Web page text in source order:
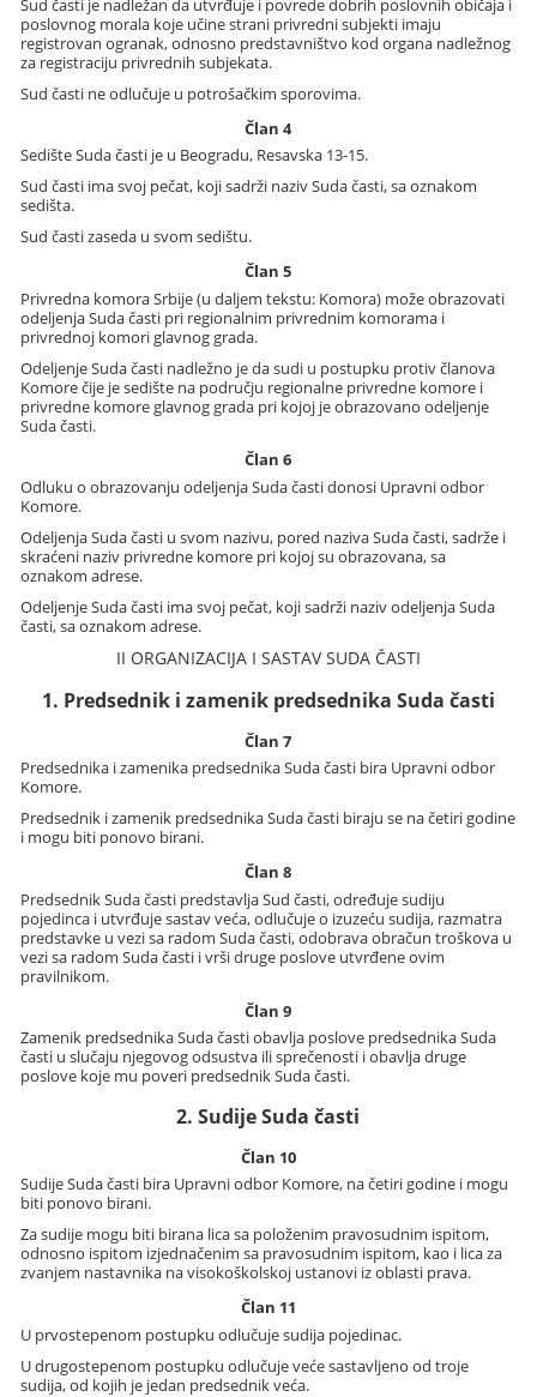
Sud časti je nadležan da utvrđuje i povrede dobrih poslovnih običaja i
poslovnog morala koje učine strani privredni subjekti imaju
registrovan ogranak, odnosno predstavništvo kod organa nadležnog
za registraciju privrednih subjekata.
Sud časti ne odlučuje u potrošačkim sporovima.
Član 4
Sedište Suda časti je u Beogradu, Resavska 13-15.
Sud časti ima svoj pečat, koji sadrži naziv Suda časti, sa oznakom
sedišta.
Sud časti zaseda u svom sedištu.
Član 5
Privredna komora Srbije (u daljem tekstu: Komora) može obrazovati
odeljenja Suda časti pri regionalnim privrednim komorama i
privrednoj komori glavnog grada.
Odeljenje Suda časti nadležno je da sudi u postupku protiv članova
Komore čije je sedište na području regionalne privredne komore i
privredne komore glavnog grada pri kojoj je obrazovano odeljenje
Suda časti.
Član 6
Odluku o obrazovanju odeljenja Suda časti donosi Upravni odbor
Komore.
Odeljenja Suda časti u svom nazivu, pored naziva Suda časti, sadrže i
skraćeni naziv privredne komore pri kojoj su obrazovana, sa
oznakom adrese.
Odeljenje Suda časti ima svoj pečat, koji sadrži naziv odeljenja Suda
časti, sa oznakom adrese.
II ORGANIZACIJA I SASTAV SUDA ČASTI
1. Predsednik i zamenik predsednika Suda časti
Član 7
Predsednika i zamenika predsednika Suda časti bira Upravni odbor
Komore.
Predsednik i zamenik predsednika Suda časti biraju se na četiri godine
i mogu biti ponovo birani.
Član 8
Predsednik Suda časti predstavlja Sud časti, određuje sudiju
pojedinca i utvrđuje sastav veća, odlučuje o izuzeću sudija, razmatra
predstavke u vezi sa radom Suda časti, odobrava obračun troškova u
vezi sa radom Suda časti i vrši druge poslove utvrđene ovim
pravilnikom.
Član 9
Zamenik predsednika Suda časti obavlja poslove predsednika Suda
časti u slučaju njegovog odsustva ili sprečenosti i obavlja druge
poslove koje mu poveri predsednik Suda časti.
2. Sudije Suda časti
Član 10
Sudije Suda časti bira Upravni odbor Komore, na četiri godine i mogu
biti ponovo birani.
Za sudije mogu biti birana lica sa položenim pravosudnim ispitom,
odnosno ispitom izjednačenim sa pravosudnim ispitom, kao i lica za
zvanjem nastavnika na visokoškolskoj ustanovi iz oblasti prava.
Član 11
U prvostepenom postupku odlučuje sudija pojedinac.
U drugostepenom postupku odlučuje veće sastavljeno od troje
sudija, od kojih je jedan predsednik veća.